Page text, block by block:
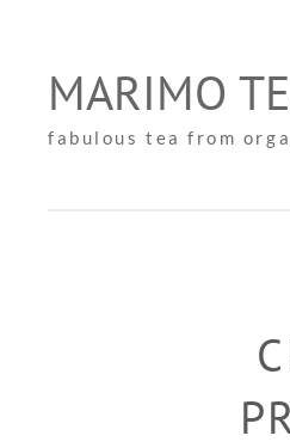
contentMARIMO
fabulous tea from